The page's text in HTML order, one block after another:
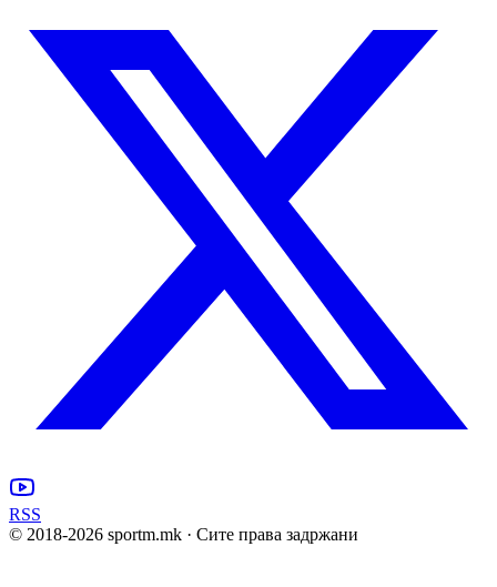
RSS
© 2018-2026 sportm.mk · Сите права задржани